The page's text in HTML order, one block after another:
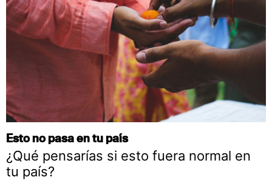
Esto no pasa en tu país
¿Qué pensarías si esto fuera normal en
tu país?